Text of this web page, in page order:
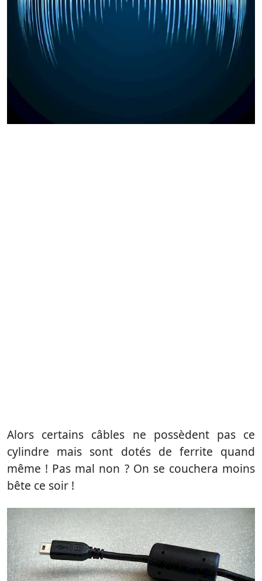
Alors certains câbles ne possèdent pas ce
cylindre mais sont dotés de ferrite quand
même ! Pas mal non ? On se couchera moins
bête ce soir !